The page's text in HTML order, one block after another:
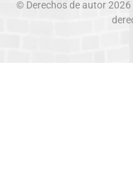
© Derechos de autor 2026